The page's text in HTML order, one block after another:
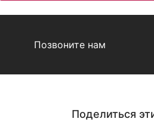
Позвоните нам
Поделиться